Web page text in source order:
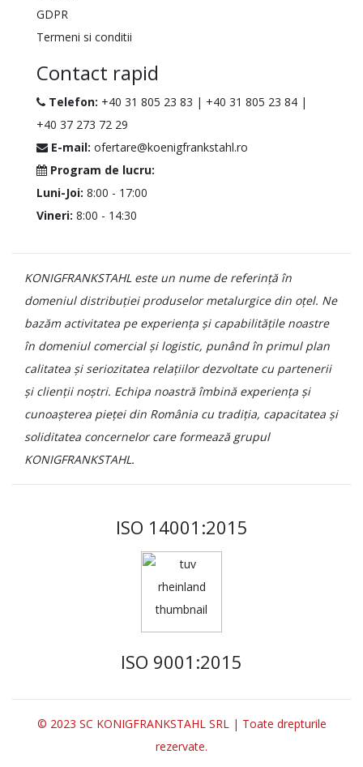
GDPR
Termeni si conditii
Contact rapid
Telefon: +40 31 805 23 83 | +40 31 805 23 84 |
+40 37 273 72 29
E-mail: ofertare@koenigfrankstahl.ro
Program de lucru:
Luni-Joi: 8:00 - 17:00
Vineri: 8:00 - 14:30
KONIGFRANKSTAHL este un nume de referință în
domeniul distribuției produselor metalurgice din oțel. Ne
bazăm activitatea pe experiența și capabilitățile noastre
în domeniul comercial și logistic, punând în primul plan
calitatea și seriozitatea relațiilor dezvoltate cu partenerii
și clienții noștri. Echipa noastră îmbină experiența și
cunoașterea pieței din România cu tradiția, capacitatea și
soliditatea concernelor care formează grupul
KONIGFRANKSTAHL.
ISO 14001:2015
ISO 9001:2015
© 2023 SC KONIGFRANKSTAHL SRL | Toate drepturile
rezervate.